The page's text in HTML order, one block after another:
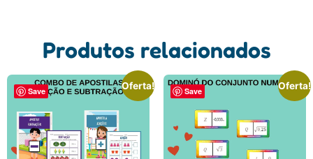
Produtos relacionados
Save
Oferta!
Save
Oferta!